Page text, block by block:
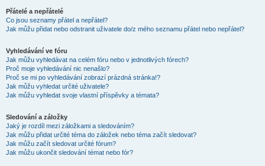
Přátelé a nepřátelé
Co jsou seznamy přátel a nepřátel?
Jak můžu přidat nebo odstranit uživatele do/z mého seznamu přátel nebo nepřátel?
Vyhledávání ve fóru
Jak můžu vyhledávat na celém fóru nebo v jednotlivých fórech?
Proč moje vyhledávání nic nenašlo?
Proč se mi po vyhledávání zobrazí prázdná stránka!?
Jak můžu vyhledat určité uživatele?
Jak můžu vyhledat svoje vlastní příspěvky a témata?
Sledování a záložky
Jaký je rozdíl mezi záložkami a sledováním?
Jak můžu přidat určité téma do záložek nebo téma začít sledovat?
Jak můžu začít sledovat určité fórum?
Jak můžu ukončit sledování témat nebo fór?